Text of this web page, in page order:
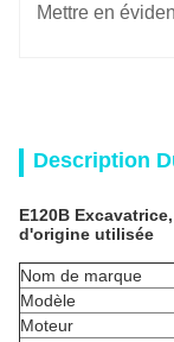
Mettre en
Description
E120B
d'origine utilisée
Nom de marque
Modèle
Moteur